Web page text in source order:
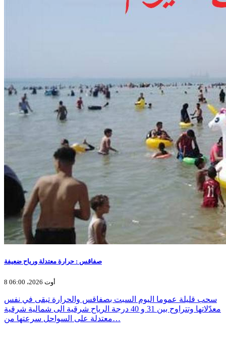
صفاقس : حرارة معتدلة ورياح ضعيفة
8 أوت 2026، 06:00
سحب قليلة عموما اليوم السبت بصفاقس والحرارة تبقى في نفس
معدّلاتها وتتراوح بين 31 و 40 درجة الرياح شرقية الى شمالية شرقية
معتدلة على السواحل سرعتها من…